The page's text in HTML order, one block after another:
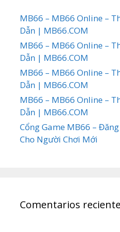
MB66 – MB66 Online –
Dẫn | MB66.COM
MB66 – MB66 Online –
Dẫn | MB66.COM
MB66 – MB66 Online –
Dẫn | MB66.COM
MB66 – MB66 Online –
Dẫn | MB66.COM
Cổng Game MB66 –
Cho Người Chơi Mới
Comentarios